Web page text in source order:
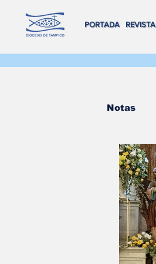
PORTADA
Notas